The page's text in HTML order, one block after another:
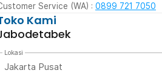
Service (WA) : 0899 721 7050
Kami
Lokasi
Jakarta Pusat